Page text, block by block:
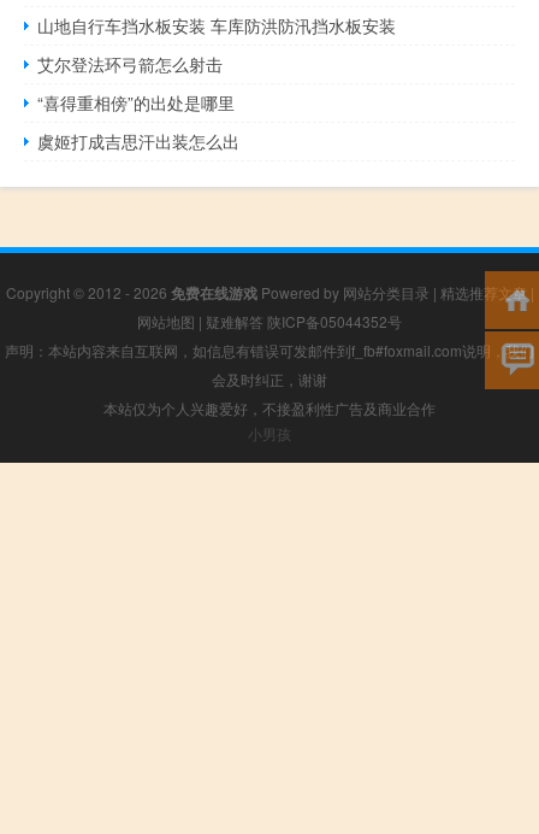
山地自行车挡水板安装 车库防洪防汛挡水板安装
艾尔登法环弓箭怎么射击
“喜得重相傍”的出处是哪里
虞姬打成吉思汗出装怎么出
Copyright © 2012 - 2026 免费在线游戏Powered by 网站分类目录 | 精选推荐文章|
网站地图 | 疑难解答 陕ICP备05044352号
声明：本站内容来自互联网，如信息有错误可发邮件到f_fb#foxmail.com说明，我们
会及时纠正，谢谢
本站仅为个人兴趣爱好，不接盈利性广告及商业合作
小男孩